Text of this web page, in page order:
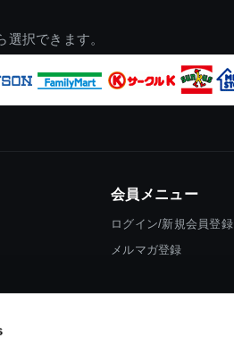
択できます。
会員メニュー
ログイン/新規会員登録
メルマガ登録